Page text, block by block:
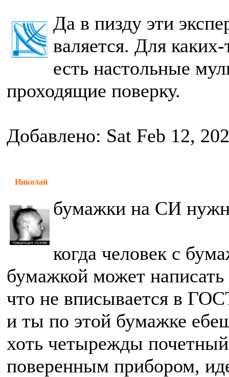
Да в пизду эти
валяется. Для
есть настольные
проходящие поверку.
Добавлено: Sat Feb 12,
Николай
бумажки на СИ
когда человек с
бумажкой может
что не вписывается в
и ты по этой бумажке
хоть четырежды
поверенным прибором,